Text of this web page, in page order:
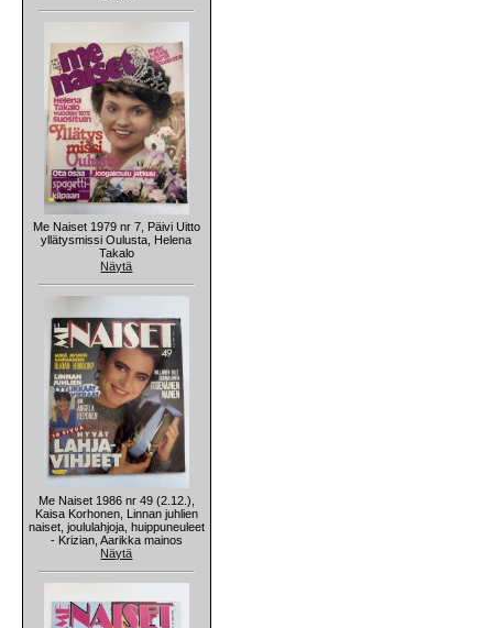
Me Naiset 1979 nr 7, Päivi Uitto
yllätysmissi Oulusta, Helena
Takalo
Näytä
Me Naiset 1986 nr 49 (2.12.),
Kaisa Korhonen, Linnan juhlien
naiset, joululahjoja, huippuneuleet
- Krizian, Aarikka mainos
Näytä